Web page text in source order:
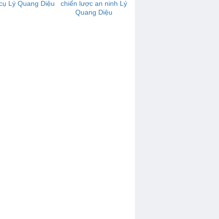
Lý Quang Diệu
chiến lược an ninh Lý
Quang Diệu